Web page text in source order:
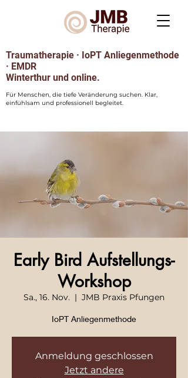
Für Menschen, die tiefe Veränderung suchen. Klar,
einfühlsam und professionell begleitet.
Traumatherapie · IoPT Anliegenmethode
· EMDR
Winterthur und online.
Early Bird Aufstellungs-
Workshop
Sa., 16. Nov.
  |
JMB Praxis Pfungen
IoPT Anliegenmethode
Anmeldung geschlossen
Jetzt andere